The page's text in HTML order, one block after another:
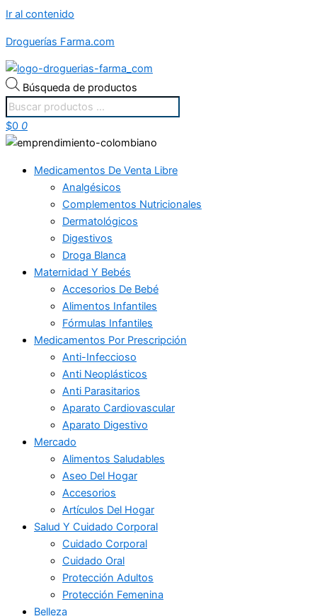
Ir al contenido
Droguerías Farma.com
Búsqueda de productos
$0 0
Medicamentos De Venta Libre
Analgésicos
Complementos Nutricionales
Dermatológicos
Digestivos
Droga Blanca
Maternidad Y Bebés
Accesorios De Bebé
Alimentos Infantiles
Fórmulas Infantiles
Medicamentos Por Prescripción
Anti-Infeccioso
Anti Neoplásticos
Anti Parasitarios
Aparato Cardiovascular
Aparato Digestivo
Mercado
Alimentos Saludables
Aseo Del Hogar
Accesorios
Artículos Del Hogar
Salud Y Cuidado Corporal
Cuidado Corporal
Cuidado Oral
Protección Adultos
Protección Femenina
Belleza